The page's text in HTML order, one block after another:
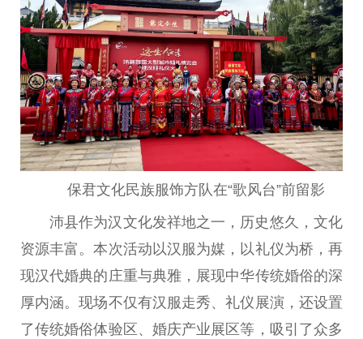
保君文化民族服饰方队在“歌风台”前留影
沛县作为汉文化发祥地之一，历史悠久，文化
资源丰富。本次活动以汉服为媒，以礼仪为桥，再
现汉代婚典的庄重与典雅，展现中华传统婚俗的深
厚内涵。现场不仅有汉服走秀、礼仪展演，还设置
了传统婚俗体验区、婚庆产业展区等，吸引了众多